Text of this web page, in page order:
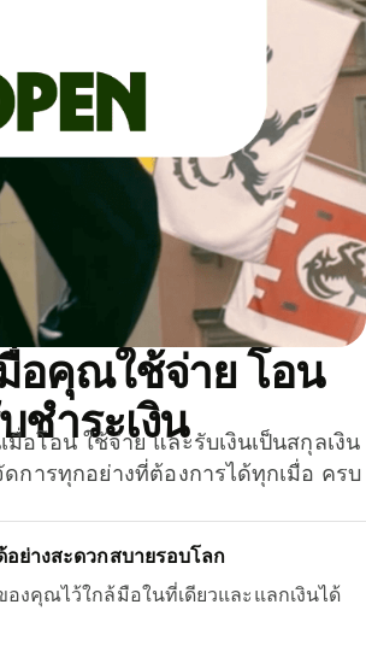
อคุณใช้จ่าย โอน
ชำระเงิน
อโอน ใช้จ่าย และรับเงินเป็นสกุลเงิน
การทุกอย่างที่ต้องการได้ทุกเมื่อ ครบ
อย่างสะดวกสบายรอบโลก
องคุณไว้ใกล้มือในที่เดียวและแลกเงินได้